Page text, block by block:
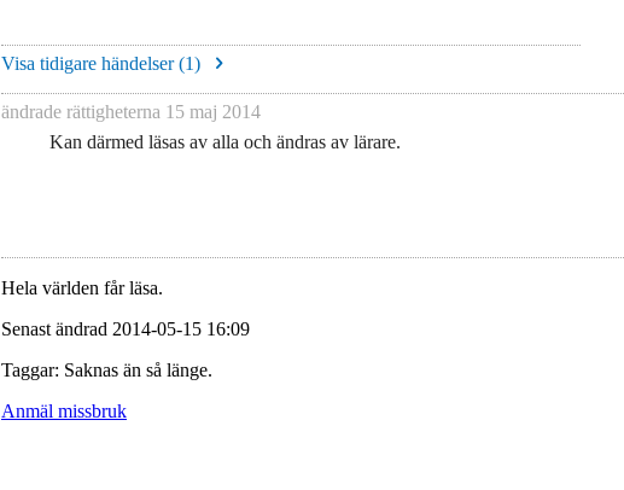
Visa tidigare händelser (1)
ändrade rättigheterna 15 maj 2014
Kan därmed läsas av alla och ändras av lärare.
Hela världen får läsa.
Senast ändrad 2014-05-15 16:09
Taggar: Saknas än så länge.
Anmäl missbruk